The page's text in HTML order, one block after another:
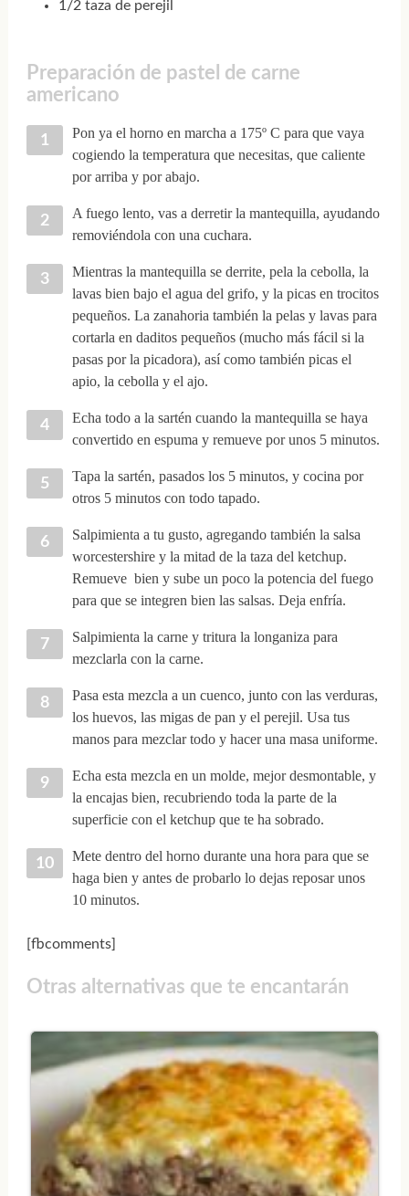
1/2 taza de perejil
Preparación de pastel de carne
americano
Pon ya el horno en marcha a 175º C para que vaya
cogiendo la temperatura que necesitas, que caliente
por arriba y por abajo.
A fuego lento, vas a derretir la mantequilla, ayudando
removiéndola con una cuchara.
Mientras la mantequilla se derrite, pela la cebolla, la
lavas bien bajo el agua del grifo, y la picas en trocitos
pequeños. La zanahoria también la pelas y lavas para
cortarla en daditos pequeños (mucho más fácil si la
pasas por la picadora), así como también picas el
apio, la cebolla y el ajo.
Echa todo a la sartén cuando la mantequilla se haya
convertido en espuma y remueve por unos 5 minutos.
Tapa la sartén, pasados los 5 minutos, y cocina por
otros 5 minutos con todo tapado.
Salpimienta a tu gusto, agregando también la salsa
worcestershire y la mitad de la taza del ketchup.
Remueve bien y sube un poco la potencia del fuego
para que se integren bien las salsas. Deja enfría.
Salpimienta la carne y tritura la longaniza para
mezclarla con la carne.
Pasa esta mezcla a un cuenco, junto con las verduras,
los huevos, las migas de pan y el perejil. Usa tus
manos para mezclar todo y hacer una masa uniforme.
Echa esta mezcla en un molde, mejor desmontable, y
la encajas bien, recubriendo toda la parte de la
superficie con el ketchup que te ha sobrado.
Mete dentro del horno durante una hora para que se
haga bien y antes de probarlo lo dejas reposar unos
10 minutos.
[fbcomments]
Otras alternativas que te encantarán